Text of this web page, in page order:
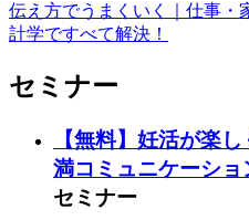
伝え方でうまくいく｜仕事・
計学ですべて解決！
セミナー
【無料】妊活が楽
満コミュニケーショ
セミナー